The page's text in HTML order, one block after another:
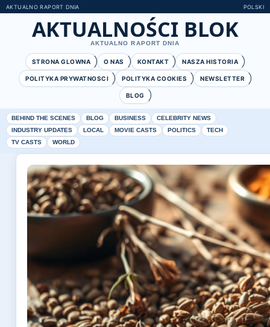
AKTUALNO RAPORT DNIA POLSKI
AKTUALNOŚCI BLOK
AKTUALNO RAPORT DNIA
STRONA GLOWNA O NAS KONTAKT NASZA HISTORIA
POLITYKA PRYWATNOSCI POLITYKA COOKIES NEWSLETTER
BLOG
BEHIND THE SCENES BLOG BUSINESS
CELEBRITY NEWS
INDUSTRY UPDATES
LOCAL MOVIE CASTS POLITICS
TECH
TV CASTS
WORLD